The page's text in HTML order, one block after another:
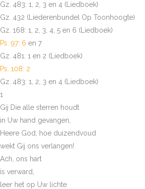
Gz. 483: 1, 2, 3 en 4 (Liedboek)
Gz. 432 (Liederenbundel Op Toonhoogte)
Gz. 168: 1, 2, 3, 4, 5 en 6 (Liedboek)
Ps. 97: 6 en 7
Gz. 481: 1 en 2 (Liedboek)
Ps. 108: 2
Gz. 483: 1, 2, 3 en 4 (Liedboek)
1
Gij Die alle sterren houdt
in Uw hand gevangen,
Heere God, hoe duizendvoud
wekt Gij ons verlangen!
Ach, ons hart
is verward,
leer het op Uw lichte